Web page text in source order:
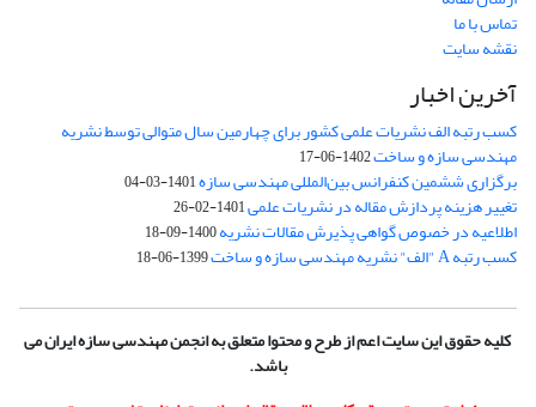
تماس با ما
نقشه سایت
آخرین اخبار
کسب رتبه الف نشریات علمی کشور برای چهارمین سال متوالی توسط نشریه
مهندسی سازه و ساخت1402-06-17
برگزاری ششمین کنفرانس بین‌المللی مهندسی سازه1401-03-04
تغییر هزینه پردازش مقاله در نشریات علمی1401-02-26
اطلاعیه در خصوص گواهی پذیرش مقالات نشریه1400-09-18
کسب رتبه A "الف" نشریه مهندسی سازه و ساخت 1399-06-18
کلیه حقوق این سایت اعم از طرح و محتوا متعلق به انجمن مهندسی سازه ایران می
باشد.